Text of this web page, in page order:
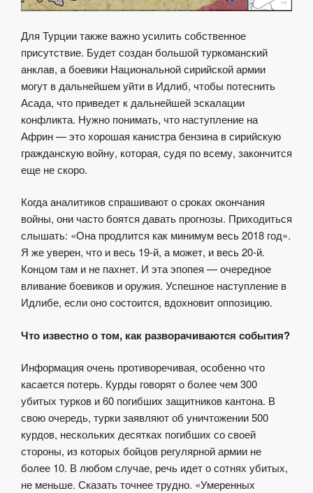
Для Турции также важно усилить собственное
присутствие. Будет создан большой туркоманский
анклав, а боевики Национальной сирийской армии
могут в дальнейшем уйти в Идлиб, чтобы потеснить
Асада, что приведет к дальнейшей эскалации
конфликта. Нужно понимать, что наступление на
Африн — это хорошая канистра бензина в сирийскую
гражданскую войну, которая, судя по всему, закончится
еще не скоро.
Когда аналитиков спрашивают о сроках окончания
войны, они часто боятся давать прогнозы. Приходиться
слышать: «Она продлится как минимум весь 2018 год».
Я же уверен, что и весь 19-й, а может, и весь 20-й.
Концом там и не пахнет. И эта эпопея — очередное
вливание боевиков и оружия. Успешное наступление в
Идлибе, если оно состоится, вдохновит оппозицию.
Что известно о том, как разворачиваются события?
Информация очень противоречивая, особенно что
касается потерь. Курды говорят о более чем 300
убитых турков и 60 погибших защитников кантона. В
свою очередь, турки заявляют об уничтожении 500
курдов, нескольких десятках погибших со своей
стороны, из которых бойцов регулярной армии не
более 10. В любом случае, речь идет о сотнях убитых,
не меньше. Сказать точнее трудно. «Умеренных